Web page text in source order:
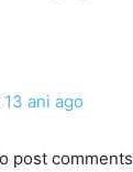
13 ani ago
post comments